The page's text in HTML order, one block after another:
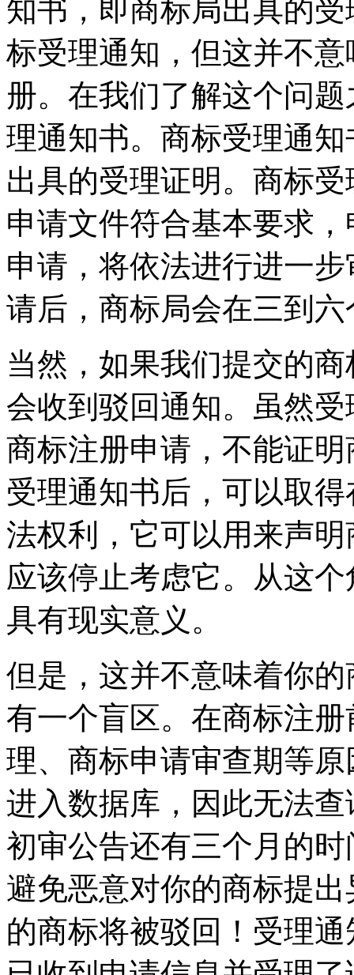
知书，即商标局出具的
标受理通知，但这并不
册。在我们了解这个问
理通知书。商标受理通
出具的受理证明。商标
申请文件符合基本要求
申请，将依法进行进一
请后，商标局会在三到
当然，如果我们提交的
会收到驳回通知。虽然
商标注册申请，不能证
受理通知书后，可以取
法权利，它可以用来声
应该停止考虑它。从这
具有现实意义。
但是，这并不意味着你
有一个盲区。在商标注
理、商标申请审查期等
进入数据库，因此无法
初审公告还有三个月的
避免恶意对你的商标提
的商标将被驳回！受理